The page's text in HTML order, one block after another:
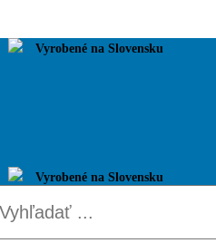
Vyrobené na Slovensku
Vyrobené na Slovensku